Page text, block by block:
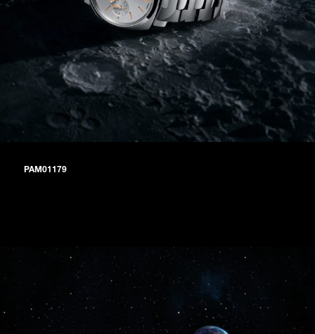
PAM01179